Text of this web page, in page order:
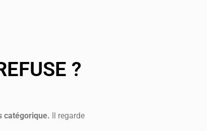
?
catégorique. Il regarde